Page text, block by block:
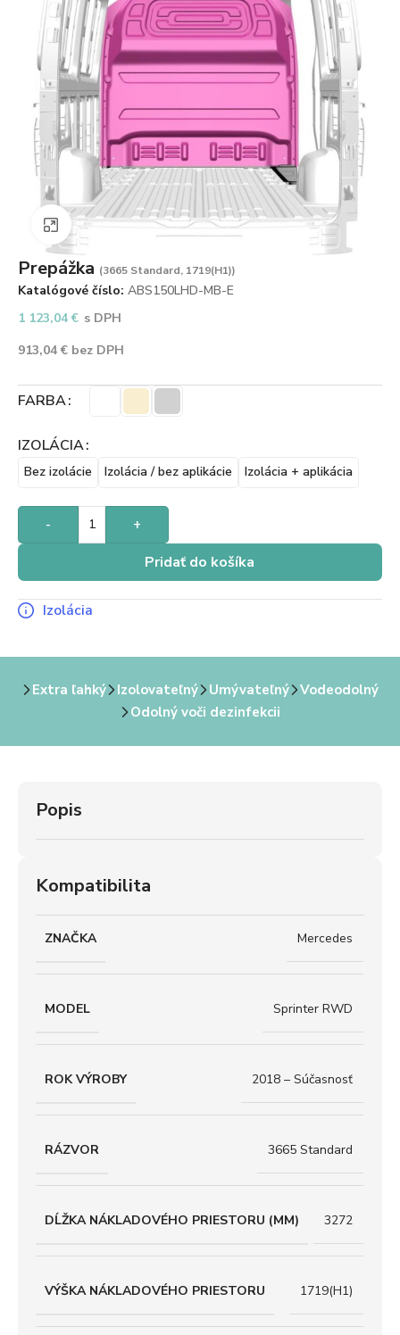
Zväčšiť obrázok
Prepážka (3665 Standard, 1719(H1))
Katalógové číslo: ABS150LHD-MB-E
1 123,04€ s DPH
913,04€ bez DPH
FARBA
IZOLÁCIA
Bez izolácie Izolácia / bez aplikácie Izolácia + aplikácia
- +
Pridať do košíka
Izolácia
Extra ľahký Izolovateľný Umývateľný
Vodeodolný
Odolný voči dezinfekcii
Popis
Kompatibilita
ZNAČKA Mercedes
MODEL Sprinter RWD
ROK VÝROBY 2018 – Súčasnosť
RÁZVOR 3665 Standard
DĹŽKA NÁKLADOVÉHO PRIESTORU (MM) 3272
VÝŠKA NÁKLADOVÉHO PRIESTORU 1719(H1)